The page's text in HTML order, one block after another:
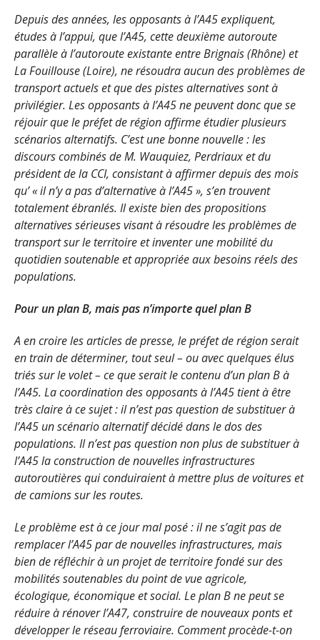
Depuis des années, les opposants à l’A45 expliquent,
études à l’appui, que l’A45, cette deuxième autoroute
parallèle à l’autoroute existante entre Brignais (Rhône) et
La Fouillouse (Loire), ne résoudra aucun des problèmes de
transport actuels et que des pistes alternatives sont à
privilégier. Les opposants à l’A45 ne peuvent donc que se
réjouir que le préfet de région affirme étudier plusieurs
scénarios alternatifs. C’est une bonne nouvelle : les
discours combinés de M. Wauquiez, Perdriaux et du
président de la CCI, consistant à affirmer depuis des mois
qu’ « il n’y a pas d’alternative à l’A45 », s’en trouvent
totalement ébranlés. Il existe bien des propositions
alternatives sérieuses visant à résoudre les problèmes de
transport sur le territoire et inventer une mobilité du
quotidien soutenable et appropriée aux besoins réels des
populations.
Pour un plan B, mais pas n’importe quel plan B
A en croire les articles de presse, le préfet de région serait
en train de déterminer, tout seul – ou avec quelques élus
triés sur le volet – ce que serait le contenu d’un plan B à
l’A45. La coordination des opposants à l’A45 tient à être
très claire à ce sujet : il n’est pas question de substituer à
l’A45 un scénario alternatif décidé dans le dos des
populations. Il n’est pas question non plus de substituer à
l’A45 la construction de nouvelles infrastructures
autoroutières qui conduiraient à mettre plus de voitures et
de camions sur les routes.
Le problème est à ce jour mal posé : il ne s’agit pas de
remplacer l’A45 par de nouvelles infrastructures, mais
bien de réfléchir à un projet de territoire fondé sur des
mobilités soutenables du point de vue agricole,
écologique, économique et social. Le plan B ne peut se
réduire à rénover l’A47, construire de nouveaux ponts et
développer le réseau ferroviaire. Comment procède-t-on